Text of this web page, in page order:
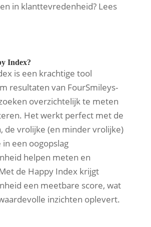
in klanttevredenheid? Lees
Index?
is een krachtige tool
resultaten van FourSmileys-
overzichtelijk te meten
Het werkt perfect met de
de vrolijke (en minder vrolijke)
een oogopslag
helpen meten en
de Happy Index krijgt
een meetbare score, wat
inzichten oplevert.